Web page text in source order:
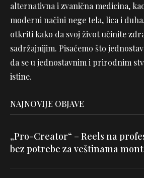
alternativna i zvanična medicina,
moderni načini nege tela, lica i
otkriti kako da svoj život učinite
sadržajnijim. Pisaćemo što
da se u jednostavnim i prirodnim
istine.
NAJNOVIJE OBJAVE
„Pro-Creator“ – Reels na
bez potrebe za veštinama